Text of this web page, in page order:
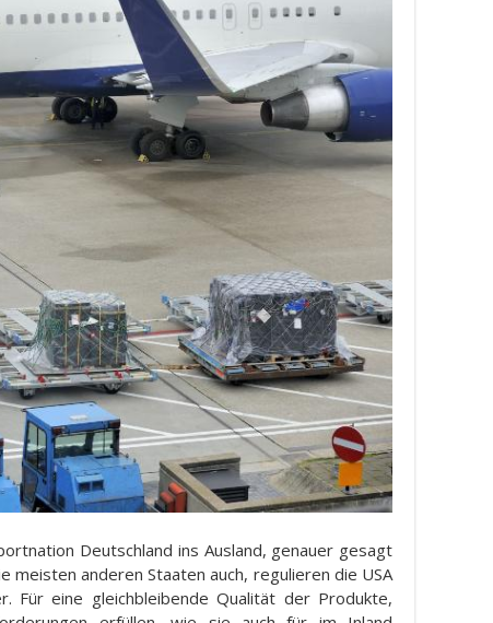
Deutschland ins Ausland, genauer gesagt
anderen Staaten auch, regulieren die USA
Für eine gleichbleibende Qualität der Produkte,